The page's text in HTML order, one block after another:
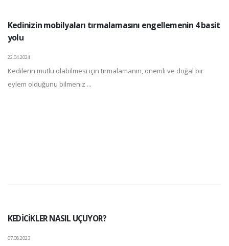
Kedinizin mobilyaları tırmalamasını engellemenin 4 basit
yolu
22.04.2024
Kedilerin mutlu olabilmesi için tırmalamanın, önemli ve doğal bir
eylem olduğunu bilmeniz ...
KEDİCİKLER NASIL UÇUYOR?
07.08.2023